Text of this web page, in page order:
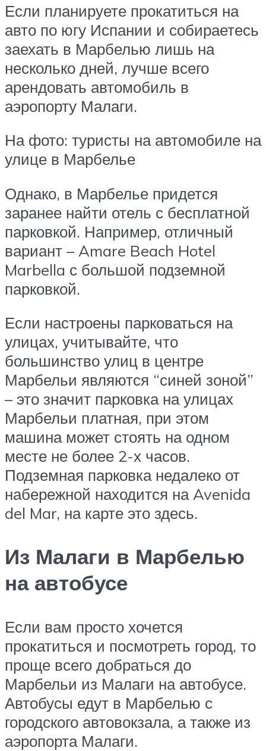
Если планируете прокатиться на
авто по югу Испании и собираетесь
заехать в Марбелью лишь на
несколько дней, лучше всего
арендовать автомобиль в
аэропорту Малаги.
На фото: туристы на автомобиле на
улице в Марбелье
Однако, в Марбелье придется
заранее найти отель с бесплатной
парковкой. Например, отличный
вариант – Amare Beach Hotel
Marbella с большой подземной
парковкой.
Если настроены парковаться на
улицах, учитывайте, что
большинство улиц в центре
Марбельи являются “синей зоной”
– это значит парковка на улицах
Марбельи платная, при этом
машина может стоять на одном
месте не более 2-х часов.
Подземная парковка недалеко от
набережной находится на Avenida
del Mar, на карте это здесь.
Из Малаги в Марбелью
на автобусе
Если вам просто хочется
прокатиться и посмотреть город, то
проще всего добраться до
Марбельи из Малаги на автобусе.
Автобусы едут в Марбелью с
городского автовокзала, а также из
аэропорта Малаги.